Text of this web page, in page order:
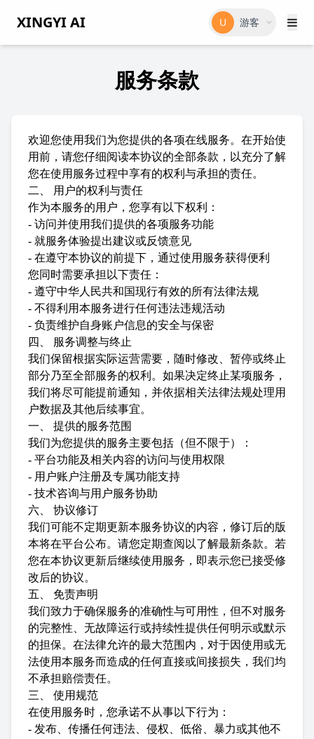
XINGYI AI U 游客
服务条款
欢迎您使用我们为您提供的各项在线服务。在开始使
用前，请您仔细阅读本协议的全部条款，以充分了解
您在使用服务过程中享有的权利与承担的责任。
二、 用户的权利与责任
作为本服务的用户，您享有以下权利：
- 访问并使用我们提供的各项服务功能
- 就服务体验提出建议或反馈意见
- 在遵守本协议的前提下，通过使用服务获得便利
您同时需要承担以下责任：
- 遵守中华人民共和国现行有效的所有法律法规
- 不得利用本服务进行任何违法违规活动
- 负责维护自身账户信息的安全与保密
四、 服务调整与终止
我们保留根据实际运营需要，随时修改、暂停或终止
部分乃至全部服务的权利。如果决定终止某项服务，
我们将尽可能提前通知，并依据相关法律法规处理用
户数据及其他后续事宜。
一、 提供的服务范围
我们为您提供的服务主要包括（但不限于）：
- 平台功能及相关内容的访问与使用权限
- 用户账户注册及专属功能支持
- 技术咨询与用户服务协助
六、 协议修订
我们可能不定期更新本服务协议的内容，修订后的版
本将在平台公布。请您定期查阅以了解最新条款。若
您在本协议更新后继续使用服务，即表示您已接受修
改后的协议。
五、 免责声明
我们致力于确保服务的准确性与可用性，但不对服务
的完整性、无故障运行或持续性提供任何明示或默示
的担保。在法律允许的最大范围内，对于因使用或无
法使用本服务而造成的任何直接或间接损失，我们均
不承担赔偿责任。
三、 使用规范
在使用服务时，您承诺不从事以下行为：
- 发布、传播任何违法、侵权、低俗、暴力或其他不